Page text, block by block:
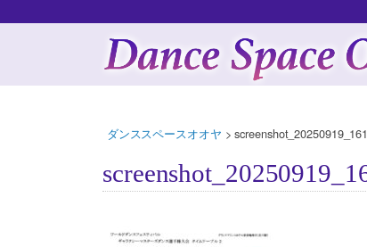
ダンススペースオオヤ >